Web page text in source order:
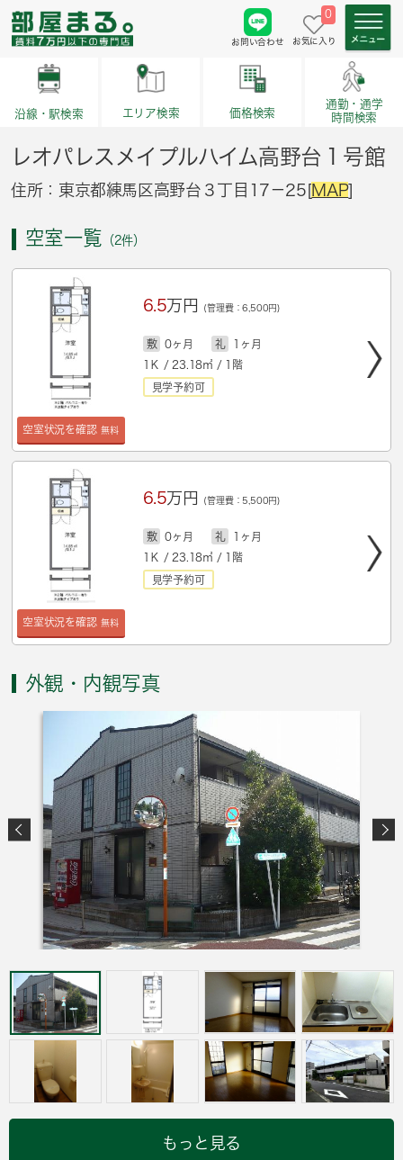
お問い合わせ
0
お気に入り
沿線・駅検索 エリア検索 価格検索
通勤・通学
時間検索
レオパレスメイプルハイム高野台１号館
住所：東京都練馬区高野台３丁目17－25[MAP]
空室一覧 （2件）
空室状況を確認 無料
6.5万円 (管理費：6,500円)
敷 0ヶ月 礼
1ヶ月
1Ｋ / 23.18㎡ / 1階
見学予約可
空室状況を確認 無料
6.5 万円 (管理費：5,500円)
敷 0ヶ月 礼
1ヶ月
1Ｋ / 23.18㎡ / 1階
見学予約可
外観・内観写真
もっと見る